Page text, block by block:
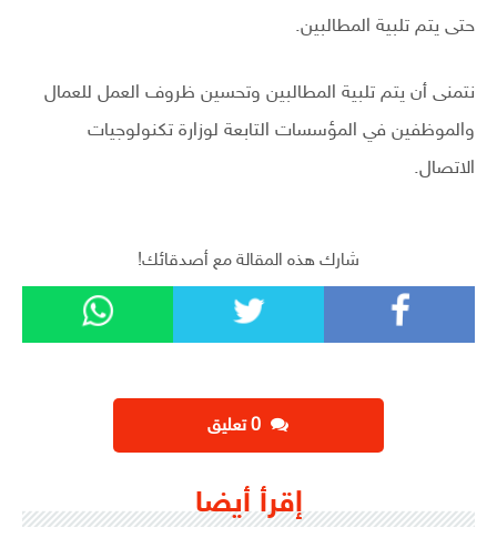
حتى يتم تلبية المطالبين.
نتمنى أن يتم تلبية المطالبين وتحسين ظروف العمل للعمال
والموظفين في المؤسسات التابعة لوزارة تكنولوجيات
الاتصال.
شارك هذه المقالة مع أصدقائك!
إقرأ أيضا